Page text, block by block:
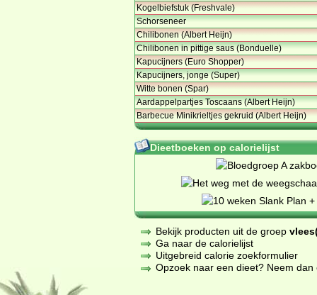
Kogelbiefstuk (Freshvale)
Schorseneer
Chilibonen (Albert Heijn)
Chilibonen in pittige saus (Bonduelle)
Kapucijners (Euro Shopper)
Kapucijners, jonge (Super)
Witte bonen (Spar)
Aardappelpartjes Toscaans (Albert Heijn)
Barbecue Minikrieltjes gekruid (Albert Heijn)
Dieetboeken op calorielijst
Bekijk producten uit de groep
Ga naar de calorielijst
Uitgebreid calorie zoekformulier
Opzoek naar een dieet? Neem